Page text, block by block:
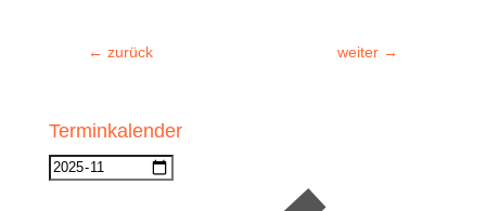
← zurück weiter →
Terminkalender